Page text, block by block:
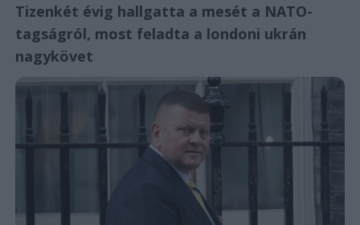
Tizenkét évig hallgatta a mesét a NATO-
tagságról, most feladta a londoni ukrán
nagykövet